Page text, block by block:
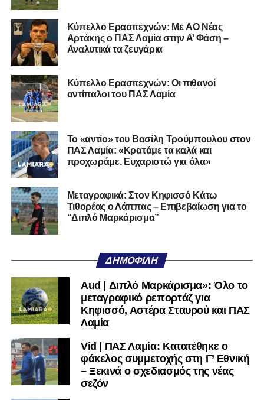
Kύπελλο Ερασιτεχνών: Με AO Nέας
Αρτάκης ο ΠΑΣ Λαμία στην Α’ Φάση –
Αναλυτικά τα ζευγάρια
Κύπελλο Ερασιτεχνών: Οι πιθανοί
αντίπαλοι του ΠΑΣ Λαμία
Το «αντίο» του Βασίλη Τρούμπουλου στον
ΠΑΣ Λαμία: «Κρατάμε τα καλά και
προχωράμε. Ευχαριστώ για όλα»
Μεταγραφικά: Στον Κηφισσό Κάτω
Τιθορέας ο Λάππας – Επιβεβαίωση για το
“Διπλό Μαρκάρισμα”
ΔΗΜΟΦΙΛΉ
Aud | Διπλό Μαρκάρισμα»: Όλο το
μεταγραφικό ρεπορτάζ για
Κηφισσό, Αστέρα Σταυρού και ΠΑΣ
Λαμία
Vid | ΠΑΣ Λαμία: Κατατέθηκε ο
φάκελος συμμετοχής στη Γ’ Εθνική
– Ξεκινά ο σχεδιασμός της νέας
σεζόν